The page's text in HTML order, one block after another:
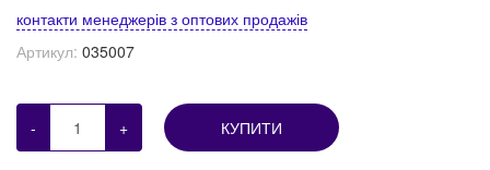
контакти менеджерів з оптових продажів
Артикул: 035007
- + КУПИТИ